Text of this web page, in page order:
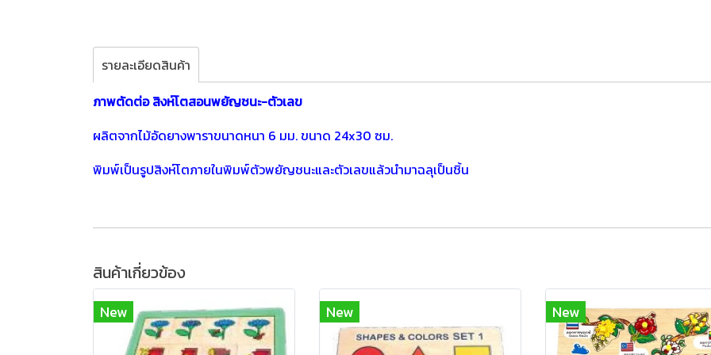
รายละเอียดสินค้า
ภาพตัดต่อ สิงห์โตสอนพยัญชนะ-ตัวเลข
ผลิตจากไม้อัดยางพาราขนาดหนา 6 มม. ขนาด 24x30 ซม.
พิมพ์เป็นรูปสิงห์โตภายในพิมพ์ตัวพยัญชนะและตัวเลขแล้วนำมาฉลุเป็นชิ้น
สินค้าเกี่ยวข้อง
New New New